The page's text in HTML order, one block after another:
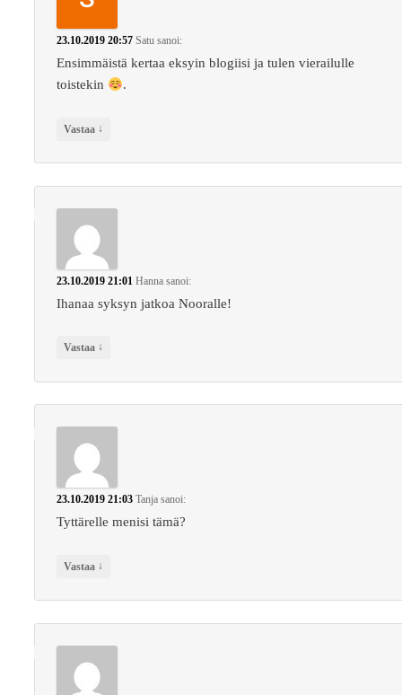
23.10.2019 20:57 Satu sanoi:
Ensimmäistä kertaa eksyin blogiisi ja tulen vierailulle
toistekin
.
Vastaa ↓
23.10.2019 21:01 Hanna sanoi:
Ihanaa syksyn jatkoa Nooralle!
Vastaa ↓
23.10.2019 21:03 Tanja sanoi:
Tyttärelle menisi tämä?
Vastaa ↓